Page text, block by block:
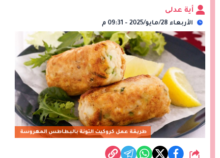
أية عدلى
الأربعاء 28/مايو/2025 - 09:31 م
طريقة عمل كروكيت التونة بالبطاطس المهروسة
شارك